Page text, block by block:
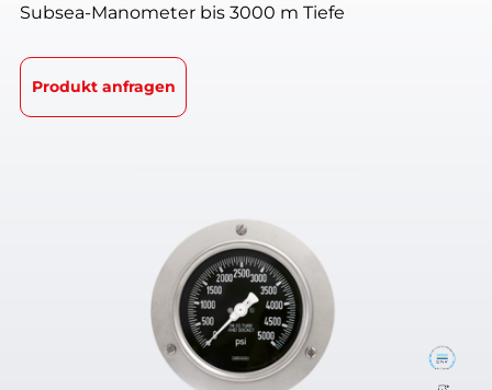
Subsea-Manometer bis 3000 m Tiefe
Produkt anfragen